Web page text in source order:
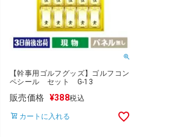
【幹事用ゴルフグッズ】ゴルフコン
ペシール セット G-13
販売価格 ¥388税込
カートに入れる